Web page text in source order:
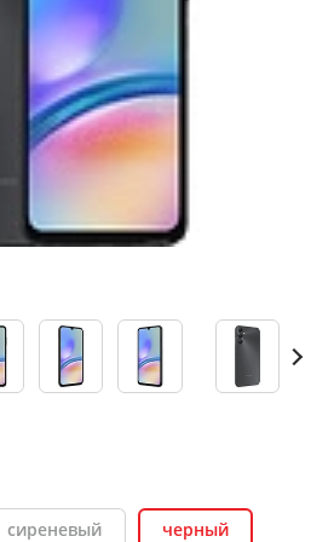
сиреневый черный